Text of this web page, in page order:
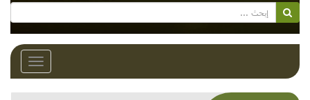
Toggle